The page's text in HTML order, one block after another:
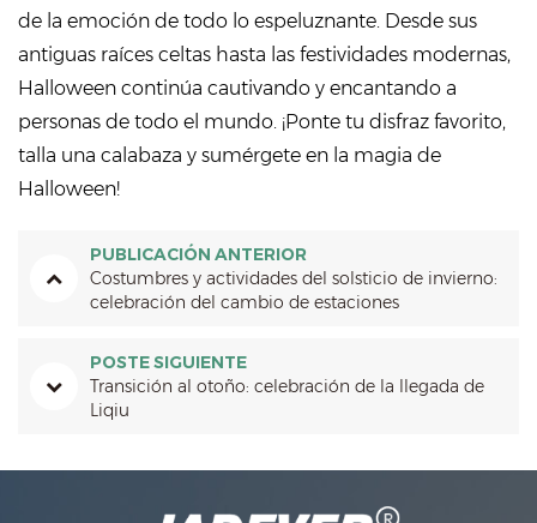
de la emoción de todo lo espeluznante. Desde sus
antiguas raíces celtas hasta las festividades modernas,
Halloween continúa cautivando y encantando a
personas de todo el mundo. ¡Ponte tu disfraz favorito,
talla una calabaza y sumérgete en la magia de
Halloween!
PUBLICACIÓN ANTERIOR
Costumbres y actividades del solsticio de invierno:
celebración del cambio de estaciones
POSTE SIGUIENTE
Transición al otoño: celebración de la llegada de
Liqiu